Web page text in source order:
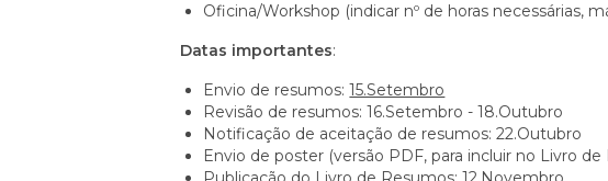
Oficina/Workshop (indicar nº de horas necessárias,
Datas importantes:
Envio de resumos:15.Setembro
Revisão de resumos: 16.Setembro - 18.Outubro
Notificação de aceitação de resumos: 22.Outubro
Envio de poster (versão PDF, para incluir no Livro